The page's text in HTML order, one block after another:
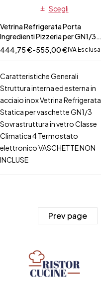
Scegli
Vetrina Refrigerata Porta
Ingredienti Pizzeria per GN1/3-
misure varie-prof.395mm
444,75€-555,00€ IVA Esclusa
Caratteristiche Generali
Struttura interna ed esterna in
acciaio inox Vetrina Refrigerata
Statica per vaschette GN1/3
Sovrastruttura in vetro Classe
Climatica 4 Termostato
elettronico VASCHETTE NON
INCLUSE
Prev page